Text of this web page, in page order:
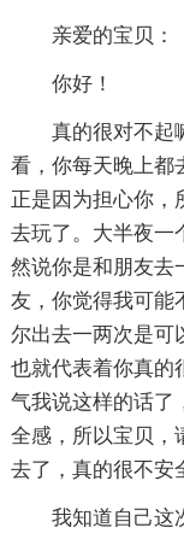
亲爱的宝贝：
你好！
真的很对不起
看，你每天晚上都
正是因为担心你，
去玩了。大半夜一
然说你是和朋友去
友，你觉得我可能
尔出去一两次是可
也就代表着你真的
气我说这样的话了
全感，所以宝贝，
去了，真的很不安
我知道自己这